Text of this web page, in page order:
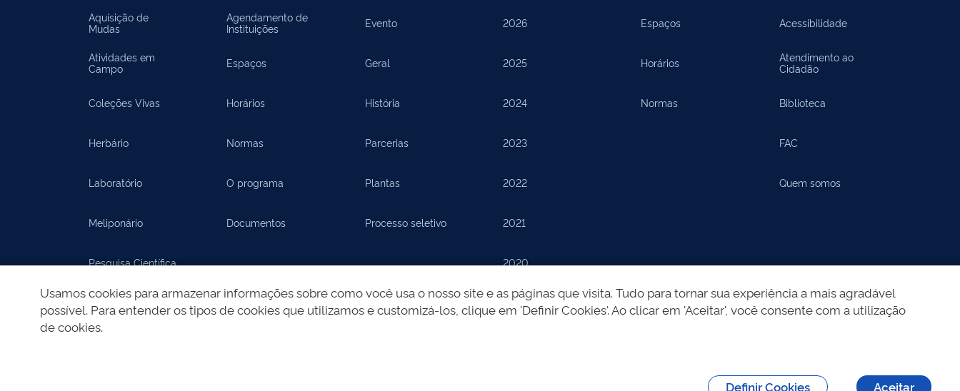
Aquisição de
Mudas
Atividades em
Campo
Coleções Vivas
Herbário
Laboratório
Meliponário
Pesquisa Científica
Documentos
Agendamento de
Instituições
Espaços
Horários
Normas
O programa
Documentos
Evento
Geral
História
Parcerias
Plantas
Processo seletivo
2026
2025
2024
2023
2022
2021
2020
2019
Espaços
Horários
Normas
Acessibilidade
Atendimento ao
Cidadão
Biblioteca
FAC
Quem somos
Usamos cookies para armazenar informações sobre como você usa o nosso site e as páginas que visita. Tudo para tornar sua experiência a mais agradável
possível. Para entender os tipos de cookies que utilizamos e customizá-los, clique em 'Definir Cookies'. Ao clicar em 'Aceitar', você consente com a utilização
de cookies.
Definir Cookies Aceitar